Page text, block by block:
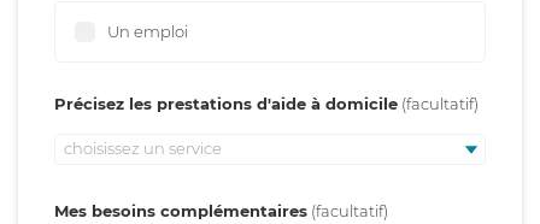
Un emploi
Précisez les prestations d'aide à domicile
choisissez un service
Mes besoins complémentaires